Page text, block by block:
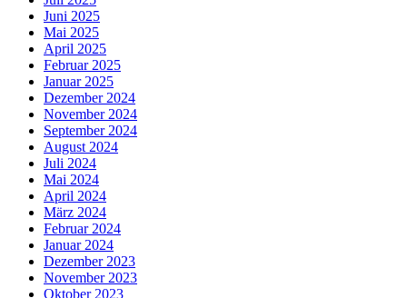
Juni 2025
Mai 2025
April 2025
Februar 2025
Januar 2025
Dezember 2024
November 2024
September 2024
August 2024
Juli 2024
Mai 2024
April 2024
März 2024
Februar 2024
Januar 2024
Dezember 2023
November 2023
Oktober 2023